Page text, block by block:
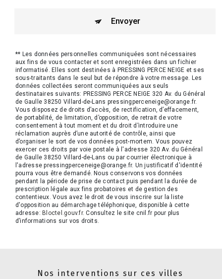
Envoyer
** Les données personnelles communiquées sont nécessaires
aux fins de vous contacter et sont enregistrées dans un fichier
informatisé. Elles sont destinées à PRESSING PERCE NEIGE et ses
sous-traitants dans le seul but de répondre à votre message. Les
données collectées seront communiquées aux seuls
destinataires suivants: PRESSING PERCE NEIGE 320 Av. du Général
de Gaulle 38250 Villard-de-Lans pressingperceneige@orange.fr.
Vous disposez de droits d’accès, de rectification, d’effacement,
de portabilité, de limitation, d’opposition, de retrait de votre
consentement à tout moment et du droit d’introduire une
réclamation auprès d’une autorité de contrôle, ainsi que
d’organiser le sort de vos données post-mortem. Vous pouvez
exercer ces droits par voie postale à l'adresse 320 Av. du Général
de Gaulle 38250 Villard-de-Lans ou par courrier électronique à
l'adresse pressingperceneige@orange.fr. Un justificatif d'identité
pourra vous être demandé. Nous conservons vos données
pendant la période de prise de contact puis pendant la durée de
prescription légale aux fins probatoires et de gestion des
contentieux. Vous avez le droit de vous inscrire sur la liste
d'opposition au démarchage téléphonique, disponible à cette
adresse: Bloctel.gouv.fr. Consultez le site cnil.fr pour plus
d’informations sur vos droits.
Nos interventions sur ces villes